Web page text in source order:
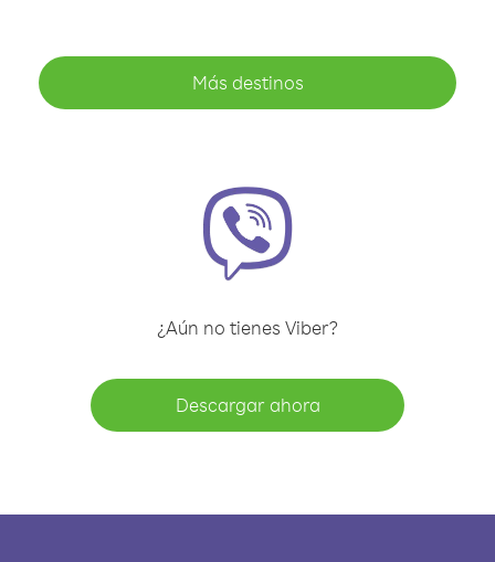
Más destinos
¿Aún no tienes Viber?
Descargar ahora